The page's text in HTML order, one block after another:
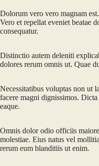
Dolorum vero vero magnam
Vero et repellat eveniet beatae
consequatur.
Distinctio autem deleniti
dolores rerum omnis ut. Quae
Necessitatibus voluptas non ut
facere magni dignissimos.
eaque.
Omnis dolor odio officiis
molestiae. Eius natus vel
rerum eum blanditiis ut enim.